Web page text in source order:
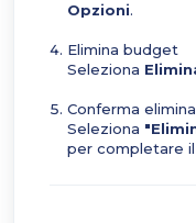
Opzioni.
Elimina budget
Seleziona
Conferma
Seleziona
per completare